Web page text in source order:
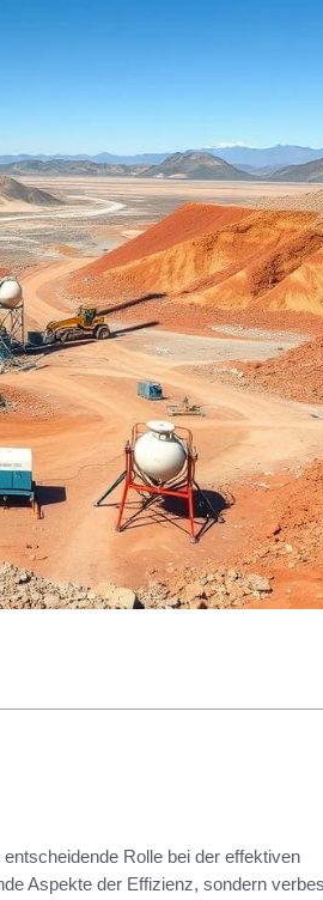
entscheidende Rolle bei der effektiven
Aspekte der Effizienz, sondern